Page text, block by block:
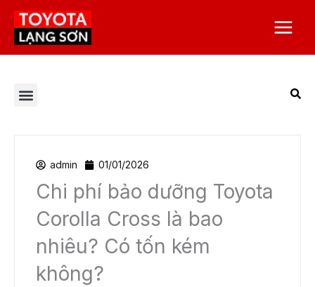
Nhảy
dung
Menu
admin 01/01/2026
Chi phí bảo dưỡng Toyota
Corolla Cross là bao
nhiêu? Có tốn kém
không?